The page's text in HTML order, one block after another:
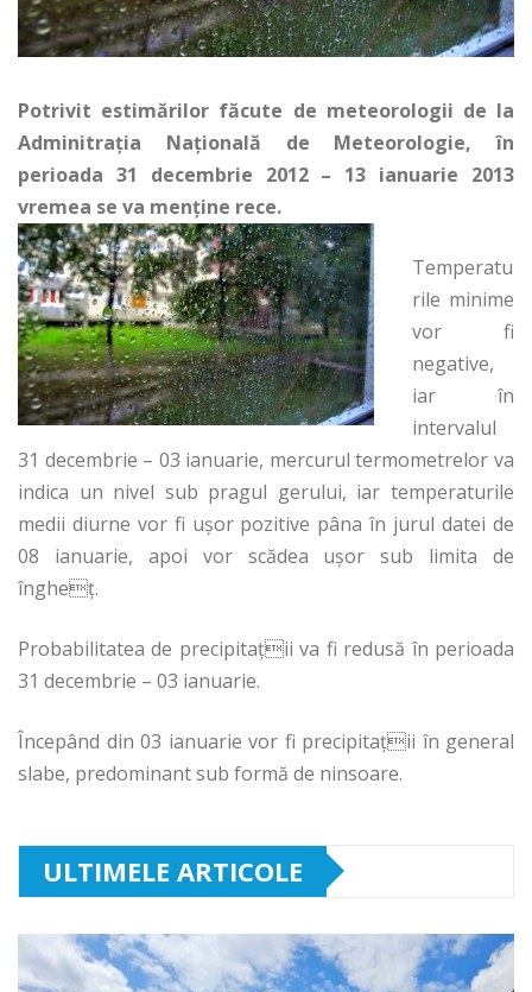
Potrivit estimărilor făcute de meteorologii de la
Adminitraţia Naţională de Meteorologie, în
perioada 31 decembrie 2012 – 13 ianuarie 2013
vremea se va menţine rece.
Temperatu
rile minime
vor fi
negative,
iar în
intervalul
31 decembrie – 03 ianuarie, mercurul termometrelor va
indica un nivel sub pragul gerului, iar temperaturile
medii diurne vor fi ușor pozitive pâna în jurul datei de
08 ianuarie, apoi vor scădea ușor sub limita de
îngheţ.
Probabilitatea de precipitații va fi redusă în perioada
31 decembrie – 03 ianuarie.
Începând din 03 ianuarie vor fi precipitații în general
slabe, predominant sub formă de ninsoare.
ULTIMELE ARTICOLE